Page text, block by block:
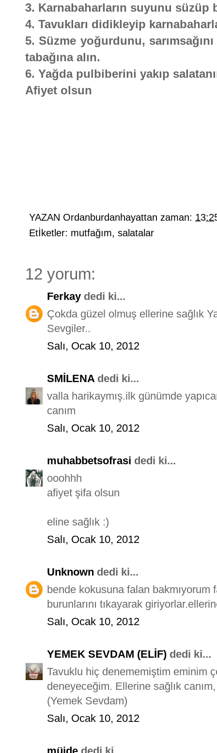
3. Karnabaharların suyunu süzüp
4. Tavukları didikleyip
5. Süzme yoğurdunu,
tabağına alın.
6. Yağda pulbiberini yakıp
Afiyet olsun
YAZAN Ordanburdanhayattan zaman:
Etİketler: mutfağım, salatalar
12 yorum:
Ferkay dedi ki...
Çokda güzel olmuş ellerine sağlık
Sevgiler..
Salı, Ocak 10, 2012
SMİLENA dedi ki...
valla harikaymış.ilk günümde
canım
Salı, Ocak 10, 2012
muhabbetsofrasi dedi ki...
ooohhh
afiyet şifa olsun
eline sağlık :)
Salı, Ocak 10, 2012
Unknown dedi ki...
bende kokusuna falan bakmıyorum
burunlarını tıkayarak
Salı, Ocak 10, 2012
YEMEK SEVDAM (ELİF) dedi ki...
Tavuklu hiç denememiştim eminim
deneyeceğim. Ellerine sağlık
(Yemek Sevdam)
Salı, Ocak 10, 2012